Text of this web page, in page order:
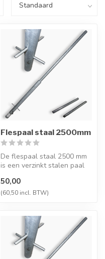
Flespaal staal 2500mm
De flespaal staal 2500 mm
is een verzinkt stalen paal
50,00
(60,50 incl. BTW)